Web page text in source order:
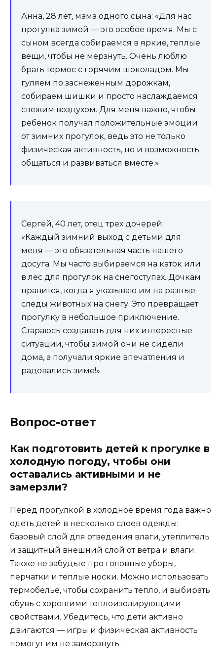
Анна, 28 лет, мама одного сына: «Для нас
прогулка зимой — это особое время. Мы с
сыном всегда собираемся в яркие, теплые
вещи, чтобы не мерзнуть. Очень люблю
брать термос с горячим шоколадом. Мы
гуляем по заснеженным дорожкам,
собираем шишки и просто наслаждаемся
свежим воздухом. Для меня важно, чтобы
ребенок получал положительные эмоции
от зимних прогулок, ведь это не только
физическая активность, но и возможность
общаться и развиваться вместе.»
Сергей, 40 лет, отец трех дочерей:
«Каждый зимний выход с детьми для
меня — это обязательная часть нашего
досуга. Мы часто выбираемся на каток или
в лес для прогулок на снегоступах. Дочкам
нравится, когда я указываю им на разные
следы животных на снегу. Это превращает
прогулку в небольшое приключение.
Стараюсь создавать для них интересные
ситуации, чтобы зимой они не сидели
дома, а получали яркие впечатления и
радовались зиме!»
Вопрос-ответ
Как подготовить детей к прогулке в
холодную погоду, чтобы они
оставались активными и не
замерзли?
Перед прогулкой в холодное время года важно
одеть детей в несколько слоев одежды:
базовый слой для отведения влаги, утеплитель
и защитный внешний слой от ветра и влаги.
Также не забудьте про головные уборы,
перчатки и теплые носки. Можно использовать
термобелье, чтобы сохранить тепло, и выбирать
обувь с хорошими теплоизолирующими
свойствами. Убедитесь, что дети активно
двигаются — игры и физическая активность
помогут им не замерзнуть.